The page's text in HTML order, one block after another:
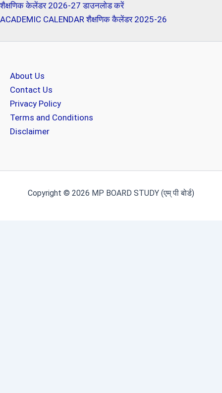
शैक्षणिक केलेंडर 2026-27 डाउनलोड करें
ACADEMIC CALENDAR शैक्षणिक कैलेंडर 2025-26
About Us
Contact Us
Privacy Policy
Terms and Conditions
Disclaimer
Copyright © 2026 MP BOARD STUDY (एम् पी बोर्ड)